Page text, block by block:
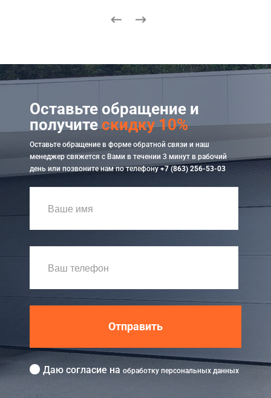
Оставьте обращение и
получитескидку 10%
Оставьте обращение в форме обратной связи и наш
менеджер свяжется с Вами в течении 3 минут в рабочий
день или позвоните нам по телефону+7 (863) 256-53-03
Отправить
Даю согласие на обработку персональных данных